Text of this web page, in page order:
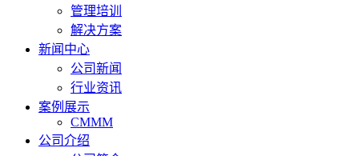
管理培训
解决方案
新闻中心
公司新闻
行业资讯
案例展示
CMMM
公司介绍